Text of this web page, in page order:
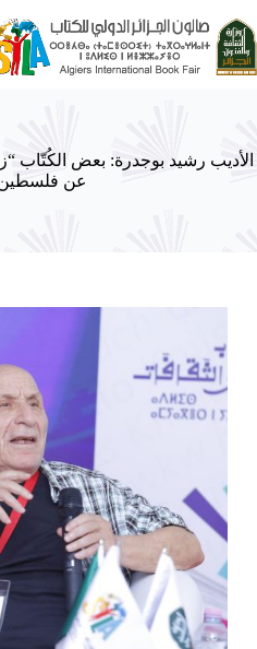
إلى
المحتوى
الأديب رشيد بوجدرة: بعض الكُتّاب
عن